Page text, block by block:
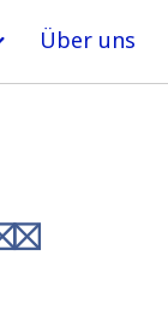
Über uns